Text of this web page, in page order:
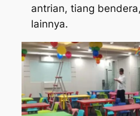
antrian, tiang
lainnya.